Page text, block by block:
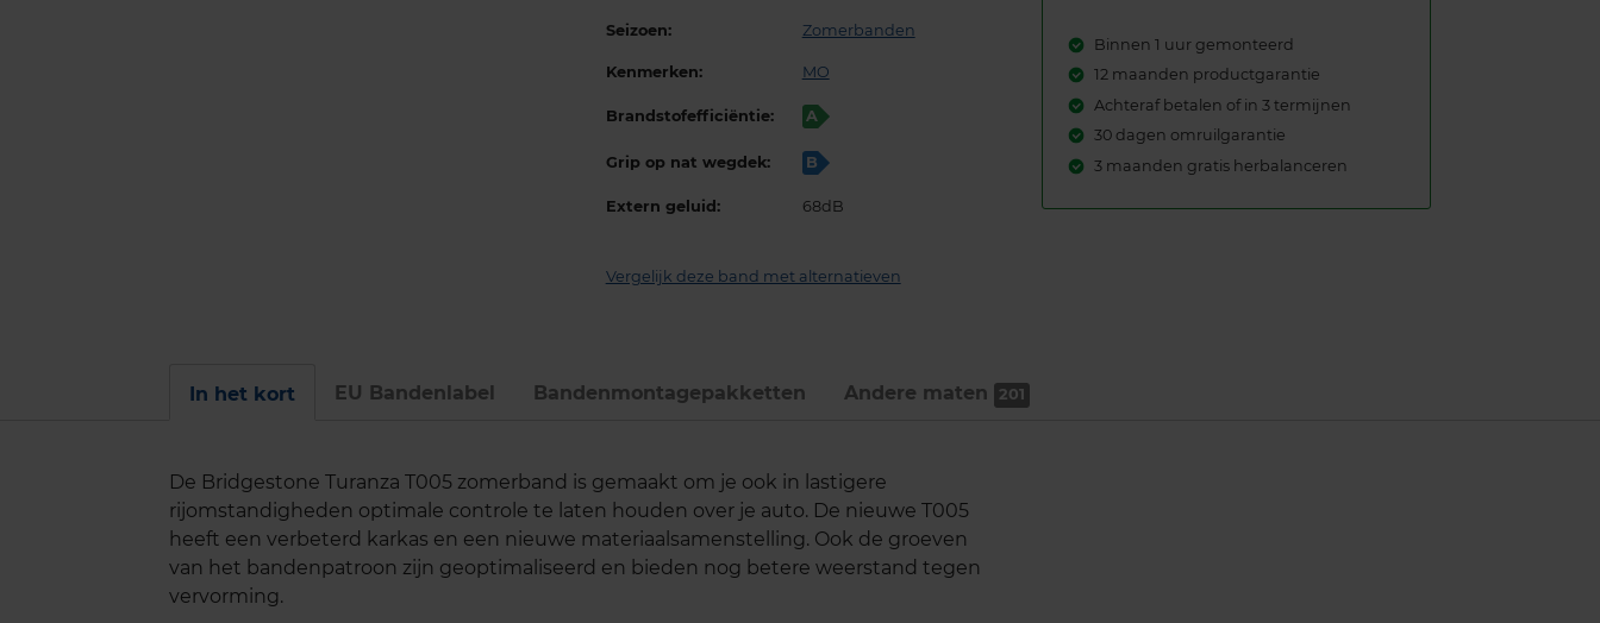
Seizoen: Zomerbanden
Kenmerken: MO
Brandstofefficiëntie: A
Grip op nat wegdek: B
Extern geluid: 68dB
Vergelijk deze band met alternatieven
Binnen 1 uur gemonteerd
12 maanden productgarantie
Achteraf betalen of in 3 termijnen
30 dagen omruilgarantie
3 maanden gratis herbalanceren
In het kort EU Bandenlabel Bandenmontage­pakketten Andere maten 201
De Bridgestone Turanza T005 zomerband is gemaakt om je ook in lastigere
rijomstandigheden optimale controle te laten houden over je auto. De nieuwe T005
heeft een verbeterd karkas en een nieuwe materiaalsamenstelling. Ook de groeven
van het bandenpatroon zijn geoptimaliseerd en bieden nog betere weerstand tegen
vervorming.